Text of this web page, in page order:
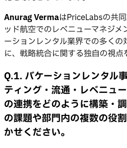
Anurag VermaはPriceLabsの共
ッド航空でのレベニューマネジメ
ーションレンタル業界での多くの
に、戦略統合に関する独自の視点
Q.1. バケーションレンタル
ティング・流通・レベニュ
の連携をどのように構築・
の課題や部門内の複数の役
かせください。